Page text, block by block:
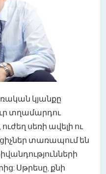
կյանքը
տղամարդու
սեռի ավելի ու
տառապում են
Սթրեսը, քնի